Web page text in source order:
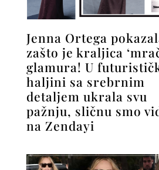
Jenna Ortega
zašto je kraljica
glamura! U
haljini sa srebrnim
detaljem ukrala svu
pažnju, sličnu smo
na Zendayi